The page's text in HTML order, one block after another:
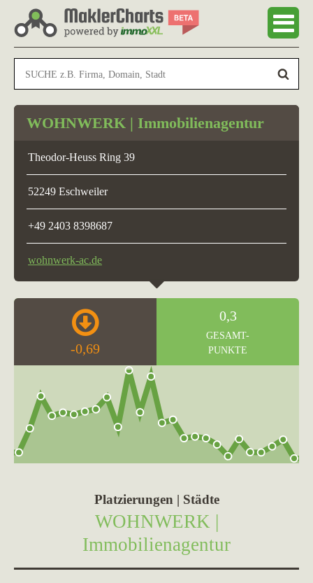
WOHNWERK | Immobilienagentur
Theodor-Heuss Ring 39
52249 Eschweiler
+49 2403 8398687
wohnwerk-ac.de
-0,69
0,3
GESAMT-
PUNKTE
Platzierungen | Städte
WOHNWERK |
Immobilienagentur